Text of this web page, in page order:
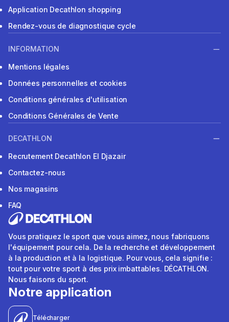
Application Decathlon shopping
Rendez-vous de diagnostique cycle
INFORMATION
Mentions légales
Données personnelles et cookies
Conditions générales d'utilisation
Conditions Générales de Vente
DECATHLON
Recrutement Decathlon El Djazair
Contactez-nous
Nos magasins
FAQ
Vous pratiquez le sport que vous aimez, nous fabriquons
l'équipement pour cela. De la recherche et développement
à la production et à la logistique. Pour vous, cela signifie :
tout pour votre sport à des prix imbattables. DÉCATHLON.
Nous faisons du sport.
Notre application
Télécharger